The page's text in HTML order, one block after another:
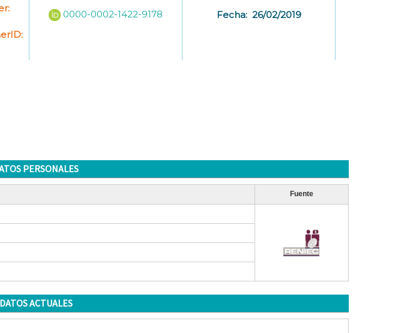
0000-0002-1422-9178 Fecha: 26/02/2019
PERSONALES
Fuente
DATOS ACTUALES